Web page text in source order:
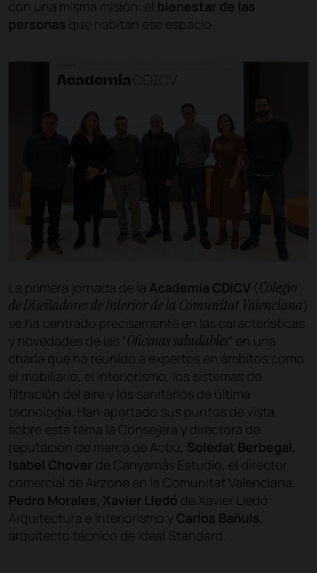
con una misma misión: el bienestar de las
personas que habitan ese espacio.
La primera jornada de la Academia CDICV (Colegio
de Diseñadores de Interior de la Comunitat Valenciana)
se ha centrado precisamente en las características
y novedades de las “Oficinas saludables” en una
charla que ha reunido a expertos en ámbitos como
el mobiliario, el interiorismo, los sistemas de
filtración del aire y los sanitarios de última
tecnología. Han aportado sus puntos de vista
sobre este tema la Consejera y directora de
reputación de marca de Actiu, Soledat Berbegal,
Isabel Chover de Canyamás Estudio, el director
comercial de Airzone en la Comunitat Valenciana,
Pedro Morales, Xavier Lledó de Xavier Lledó
Arquitectura e Interiorismo y Carlos Bañuls,
arquitecto técnico de Ideal Standard.